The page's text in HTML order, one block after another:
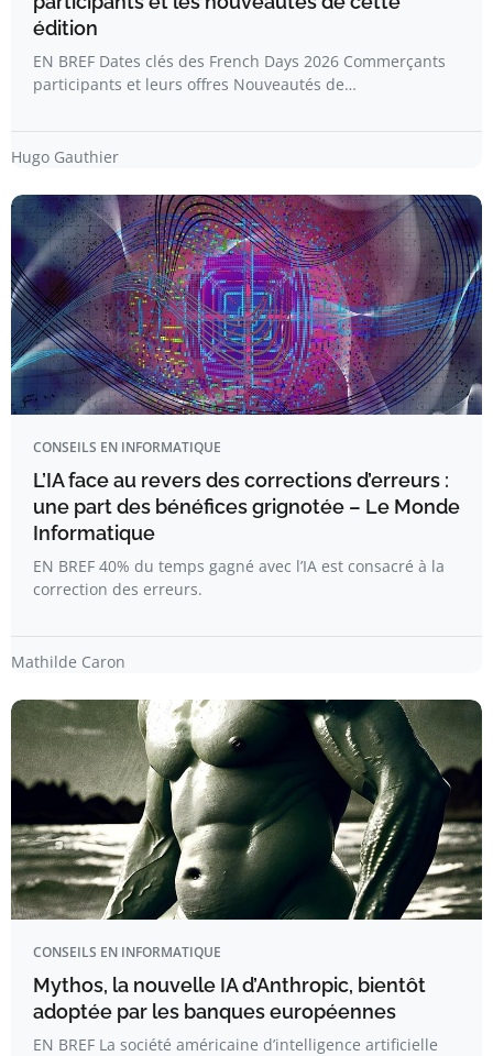
édition
EN BREF Dates clés des French Days 2026 Commerçants
participants et leurs offres Nouveautés de…
Hugo Gauthier
CONSEILS EN INFORMATIQUE
L’IA face au revers des corrections d’erreurs :
une part des bénéfices grignotée – Le Monde
Informatique
EN BREF 40% du temps gagné avec l’IA est consacré à la
correction des erreurs.
Mathilde Caron
CONSEILS EN INFORMATIQUE
Mythos, la nouvelle IA d’Anthropic, bientôt
adoptée par les banques européennes
EN BREF La société américaine d’intelligence artificielle